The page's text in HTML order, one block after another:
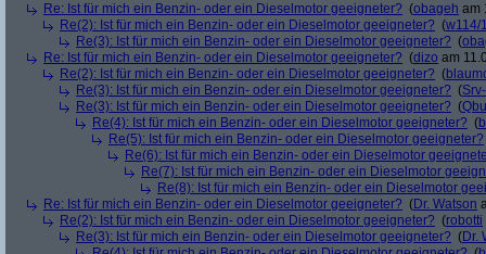
Re: Ist für mich ein Benzin- oder ein Dieselmotor geeigneter? (obageh am
Re(2): Ist für mich ein Benzin- oder ein Dieselmotor geeigneter? (w114/
Re(3): Ist für mich ein Benzin- oder ein Dieselmotor geeigneter? (
Re: Ist für mich ein Benzin- oder ein Dieselmotor geeigneter? (dizo am
Re(2): Ist für mich ein Benzin- oder ein Dieselmotor geeigneter? (
Re(3): Ist für mich ein Benzin- oder ein Dieselmotor geeigneter? (
Re(3): Ist für mich ein Benzin- oder ein Dieselmotor geeigneter? (
Re(4): Ist für mich ein Benzin- oder ein Dieselmotor geeigneter? (
Re(5): Ist für mich ein Benzin- oder ein Dieselmotor geeigneter?
Re(6): Ist für mich ein Benzin- oder ein Dieselmotor
Re(7): Ist für mich ein Benzin- oder ein Dieselmotor
Re(8): Ist für mich ein Benzin- oder ein Dieselmotor
Re: Ist für mich ein Benzin- oder ein Dieselmotor geeigneter? (Dr. Watson
Re(2): Ist für mich ein Benzin- oder ein Dieselmotor geeigneter? (robotti
Re(3): Ist für mich ein Benzin- oder ein Dieselmotor geeigneter? (Dr.